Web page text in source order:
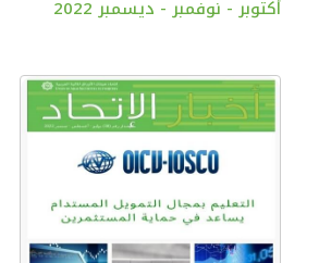
أكتوبر - نوفمبر - ديسمبر 2022